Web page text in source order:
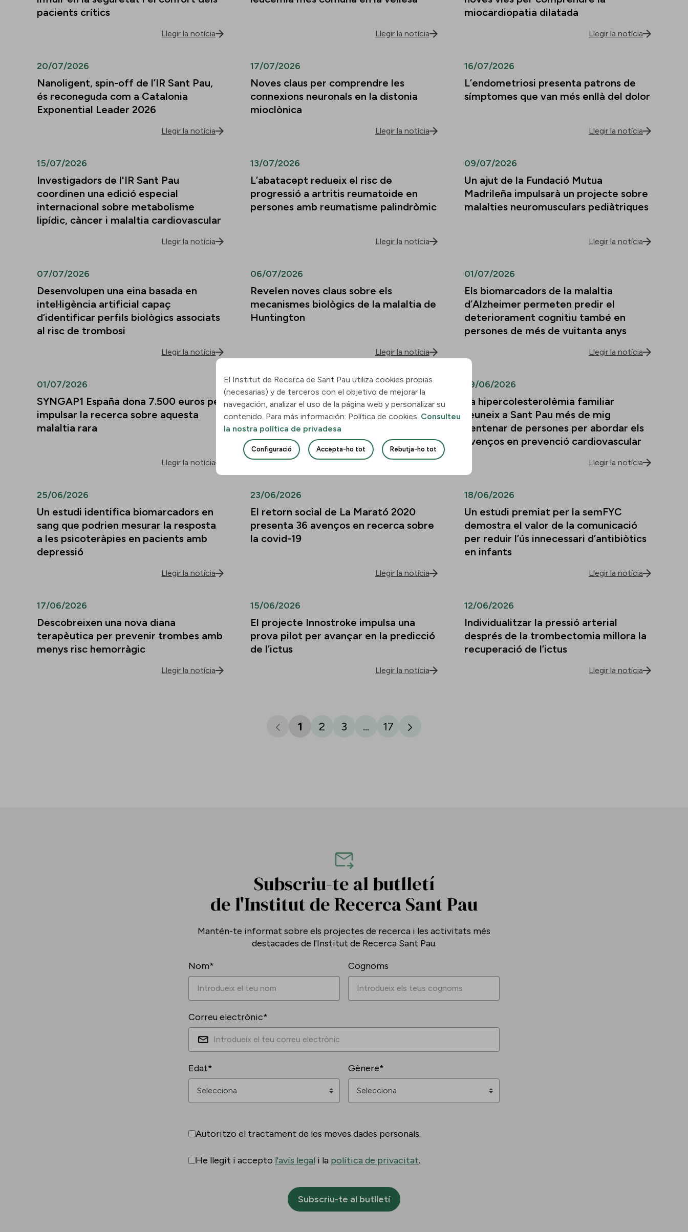
pacients crítics
Llegir la notícia Llegir la notícia
miocardiopatia dilatada
Llegir la notícia
20/07/2026
Nanoligent, spin-off de l’IR Sant Pau,
és reconeguda com a Catalonia
Exponential Leader 2026
Llegir la notícia
17/07/2026
Noves claus per comprendre les
connexions neuronals en la distonia
mioclònica
Llegir la notícia
16/07/2026
L’endometriosi presenta patrons de
símptomes que van més enllà del dolor
Llegir la notícia
15/07/2026
Investigadors de l'IR Sant Pau
coordinen una edició especial
internacional sobre metabolisme
lipídic, càncer i malaltia cardiovascular
Llegir la notícia
13/07/2026
L’abatacept redueix el risc de
progressió a artritis reumatoide en
persones amb reumatisme palindròmic
Llegir la notícia
09/07/2026
Un ajut de la Fundació Mutua
Madrileña impulsarà un projecte sobre
malalties neuromusculars pediàtriques
Llegir la notícia
07/07/2026
Desenvolupen una eina basada en
intel·ligència artificial capaç
d’identificar perfils biològics associats
al risc de trombosi
Llegir la notícia
06/07/2026
Revelen noves claus sobre els
mecanismes biològics de la malaltia de
Huntington
Llegir la notícia
01/07/2026
Els biomarcadors de la malaltia
d’Alzheimer permeten predir el
deteriorament cognitiu també en
persones de més de vuitanta anys
Llegir la notícia
01/07/2026
SYNGAP1 España dona 7.500 euros per
impulsar la recerca sobre aquesta
malaltia rara
Llegir la notícia
30/06/2026
Descobreixen com la leucèmia
mieloide aguda envaeix el pulmó i
quines vies podrien frenar-ne la
infiltració
Llegir la notícia
29/06/2026
La hipercolesterolèmia familiar
reuneix a Sant Pau més de mig
centenar de persones per abordar els
avenços en prevenció cardiovascular
Llegir la notícia
25/06/2026
Un estudi identifica biomarcadors en
sang que podrien mesurar la resposta
a les psicoteràpies en pacients amb
depressió
Llegir la notícia
23/06/2026
El retorn social de La Marató 2020
presenta 36 avenços en recerca sobre
la covid-19
Llegir la notícia
18/06/2026
Un estudi premiat per la semFYC
demostra el valor de la comunicació
per reduir l’ús innecessari d’antibiòtics
en infants
Llegir la notícia
17/06/2026
Descobreixen una nova diana
terapèutica per prevenir trombes amb
menys risc hemorràgic
Llegir la notícia
15/06/2026
El projecte Innostroke impulsa una
prova pilot per avançar en la predicció
de l’ictus
Llegir la notícia
12/06/2026
Individualitzar la pressió arterial
després de la trombectomia millora la
recuperació de l’ictus
Llegir la notícia
1 2 3 ... 17
Subscriu-te al butlletí
de l'Institut de Recerca Sant Pau
Mantén-te informat sobre els projectes de recerca i les activitats més
destacades de l'Institut de Recerca Sant Pau.
Nom*
Cognoms
Correu electrònic*
Edat* Gènere*
Autoritzo el tractament de les meves dades personals.
He llegit i accepto l'avís legal i la política de privacitat.
Subscriu-te al butlletí
El Institut de Recerca de Sant Pau utiliza cookies propias
(necesarias) y de terceros con el objetivo de mejorar la
navegación, analizar el uso de la página web y personalizar su
contenido. Para más información: Política de cookies. Consulteu
la nostra política de privadesa
Configuració Accepta-ho tot Rebutja-ho tot